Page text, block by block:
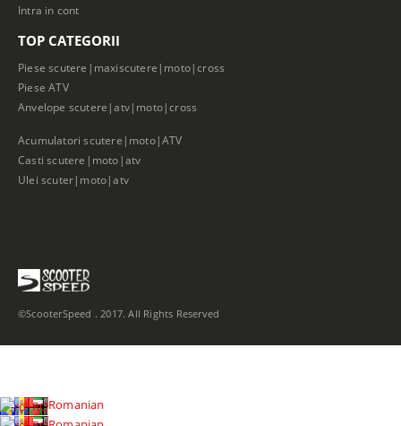
Intra in cont
TOP CATEGORII
Piese scutere|maxiscutere|moto|cross
Piese ATV
Anvelope scutere|atv|moto|cross
Acumulatori scutere|moto|ATV
Casti scutere|moto|atv
Ulei scuter|moto|atv
©ScooterSpeed . 2017. All Rights Reserved
Romanian